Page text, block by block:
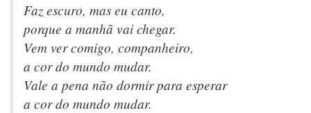
Faz escuro, mas eu canto,
porque a manhã vai chegar.
Vem ver comigo, companheiro,
a cor do mundo mudar.
Vale a pena não dormir para esperar
a cor do mundo mudar.